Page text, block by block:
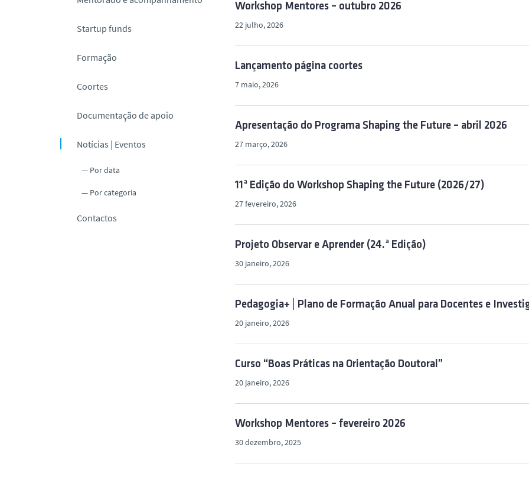
Startup funds
Formação
Coortes
Documentação de apoio
Notícias | Eventos
Por data
Por categoria
Contactos
Workshop Mentores – outubro 2026
22 julho, 2026
Lançamento página coortes
7 maio, 2026
Apresentação do Programa Shaping the Future – abril 2026
27 março, 2026
11ª Edição do Workshop Shaping the Future (2026/27)
27 fevereiro, 2026
Projeto Observar e Aprender (24.ª Edição)
30 janeiro, 2026
Pedagogia+ | Plano de Formação Anual para Docentes e
20 janeiro, 2026
Curso “Boas Práticas na Orientação Doutoral”
20 janeiro, 2026
Workshop Mentores – fevereiro 2026
30 dezembro, 2025